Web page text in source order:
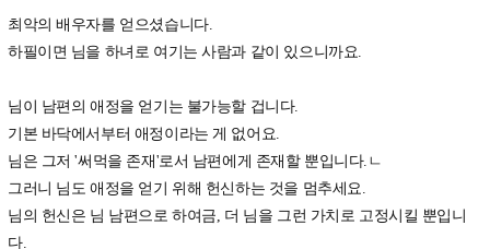
최악의 배우자를 얻으셨습니다.
하필이면 님을 하녀로 여기는 사람과 같이 있으니까요.
님이 남편의 애정을 얻기는 불가능할 겁니다.
기본 바닥에서부터 애정이라는 게 없어요.
님은 그저 '써먹을 존재'로서 남편에게 존재할 뿐입니다.ㄴ
그러니 님도 애정을 얻기 위해 헌신하는 것을 멈추세요.
님의 헌신은 님 남편으로 하여금, 더 님을 그런 가치로 고정시킬 뿐입니
다.